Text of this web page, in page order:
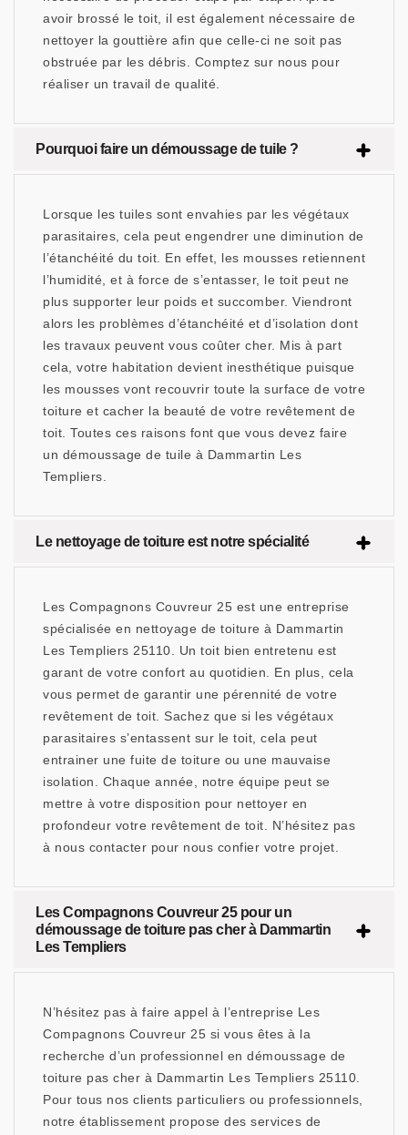
avoir brossé le toit, il est également nécessaire de
nettoyer la gouttière afin que celle-ci ne soit pas
obstruée par les débris. Comptez sur nous pour
réaliser un travail de qualité.
Pourquoi faire un démoussage de tuile ?
Lorsque les tuiles sont envahies par les végétaux
parasitaires, cela peut engendrer une diminution de
l’étanchéité du toit. En effet, les mousses retiennent
l’humidité, et à force de s’entasser, le toit peut ne
plus supporter leur poids et succomber. Viendront
alors les problèmes d’étanchéité et d’isolation dont
les travaux peuvent vous coûter cher. Mis à part
cela, votre habitation devient inesthétique puisque
les mousses vont recouvrir toute la surface de votre
toiture et cacher la beauté de votre revêtement de
toit. Toutes ces raisons font que vous devez faire
un démoussage de tuile à Dammartin Les
Templiers.
Le nettoyage de toiture est notre spécialité
Les Compagnons Couvreur 25 est une entreprise
spécialisée en nettoyage de toiture à Dammartin
Les Templiers 25110. Un toit bien entretenu est
garant de votre confort au quotidien. En plus, cela
vous permet de garantir une pérennité de votre
revêtement de toit. Sachez que si les végétaux
parasitaires s’entassent sur le toit, cela peut
entrainer une fuite de toiture ou une mauvaise
isolation. Chaque année, notre équipe peut se
mettre à votre disposition pour nettoyer en
profondeur votre revêtement de toit. N’hésitez pas
à nous contacter pour nous confier votre projet.
Les Compagnons Couvreur 25 pour un
démoussage de toiture pas cher à Dammartin
Les Templiers
N’hésitez pas à faire appel à l’entreprise Les
Compagnons Couvreur 25 si vous êtes à la
recherche d’un professionnel en démoussage de
toiture pas cher à Dammartin Les Templiers 25110.
Pour tous nos clients particuliers ou professionnels,
notre établissement propose des services de